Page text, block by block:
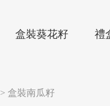
盒裝葵花籽 禮
> 盒裝南瓜籽